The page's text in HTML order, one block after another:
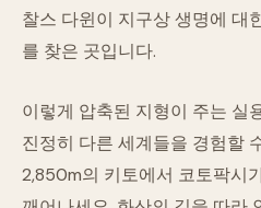
찰스 다윈이 지구상 생명에 대
를 찾은 곳입니다.
이렇게 압축된 지형이 주는 실
진정히 다른 세계들을 경험할
2,850m의 키토에서 코토팍시